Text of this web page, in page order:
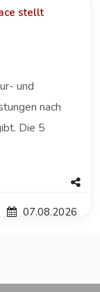
stellt
und
nach
Die 5
07.08.2026